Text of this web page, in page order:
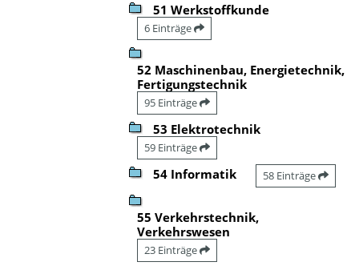
51 Werkstoffkunde
6 Einträge
52 Maschinenbau, Energietechnik,
Fertigungstechnik
95 Einträge
53 Elektrotechnik
59 Einträge
54 Informatik 58 Einträge
55 Verkehrstechnik,
Verkehrswesen
23 Einträge